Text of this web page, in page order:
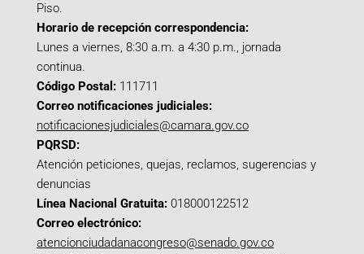
Piso.
Horario de recepción correspondencia:
Lunes a viernes, 8:30 a.m. a 4:30 p.m., jornada
continua.
Código Postal: 111711
Correo notificaciones judiciales:
notificacionesjudiciales@camara.gov.co
PQRSD:
Atención peticiones, quejas, reclamos, sugerencias y
denuncias
Línea Nacional Gratuita: 018000122512
Correo electrónico:
atencionciudadanacongreso@senado.gov.co